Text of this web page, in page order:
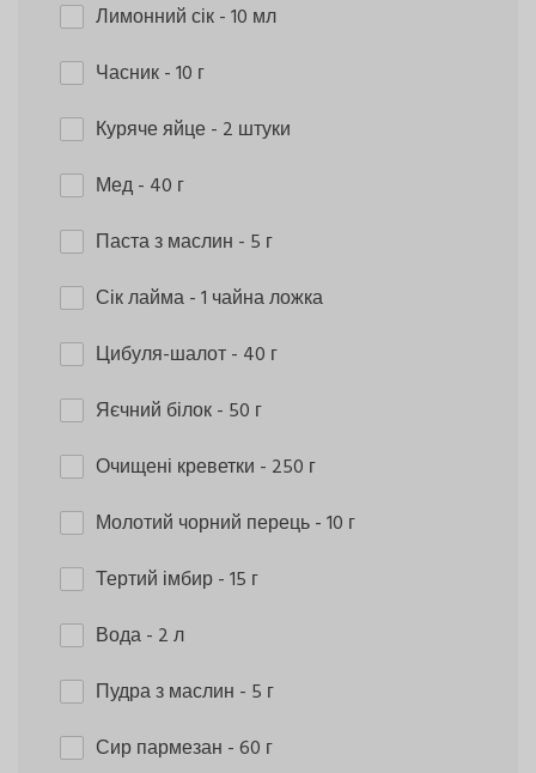
Лимонний сік- 10 мл
Часник- 10 г
Куряче яйце- 2 штуки
Мед- 40 г
Паста з маслин - 5 г
Сік лайма- 1 чайна ложка
Цибуля-шалот- 40 г
Яєчний білок- 50 г
Очищені креветки - 250 г
Молотий чорний перець- 10 г
Тертий імбир- 15 г
Вода- 2 л
Пудра з маслин - 5 г
Сир пармезан - 60 г